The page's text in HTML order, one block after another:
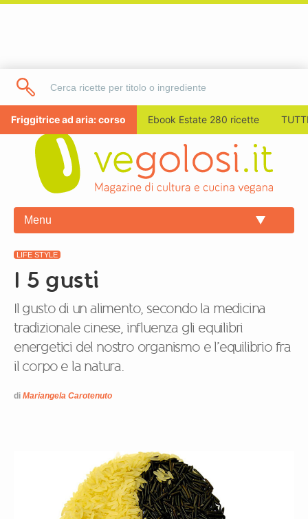
Friggitrice ad aria: corso Ebook Estate 280 ricette
Menu
LIFE STYLE
I 5 gusti
Il gusto di un alimento, secondo la medicina
tradizionale cinese, influenza gli equilibri
energetici del nostro organismo e l’equilibrio fra
il corpo e la natura.
di Mariangela Carotenuto